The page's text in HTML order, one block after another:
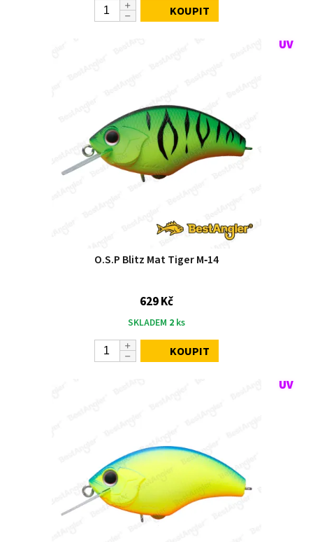
KOUPIT
O.S.P Blitz Mat Tiger M‑14
629 Kč
SKLADEM 2 ks
KOUPIT